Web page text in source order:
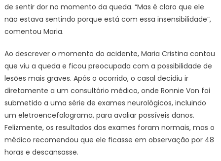
de sentir dor no momento da queda. “Mas é claro que ele
não estava sentindo porque está com essa insensibilidade”,
comentou Maria.
Ao descrever o momento do acidente, Maria Cristina contou
que viu a queda e ficou preocupada com a possibilidade de
lesões mais graves. Após o ocorrido, o casal decidiu ir
diretamente a um consultório médico, onde Ronnie Von foi
submetido a uma série de exames neurológicos, incluindo
um eletroencefalograma, para avaliar possíveis danos.
Felizmente, os resultados dos exames foram normais, mas o
médico recomendou que ele ficasse em observação por 48
horas e descansasse.